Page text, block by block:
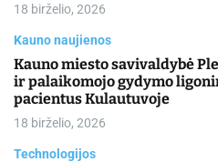
18 birželio, 2026
Kauno naujienos
Kauno miesto savivaldybė
ir palaikomojo gydymo
pacientus Kulautuvoje
18 birželio, 2026
Technologijos